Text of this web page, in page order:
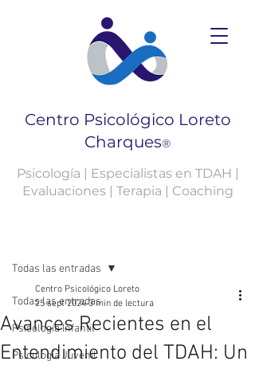
Centro Psicológico Loreto
Charques®
Psicología | Especialistas en TDAH |
Evaluaciones | Terapia | Coaching
Todas las entradas
Psicología Infantil
Psicología Juvenil
Todas las entradas
Avances Recientes en el
Entendimiento del TDAH: Un
Centro Psicológico Loreto
25 sept 2024 3 min de lectura